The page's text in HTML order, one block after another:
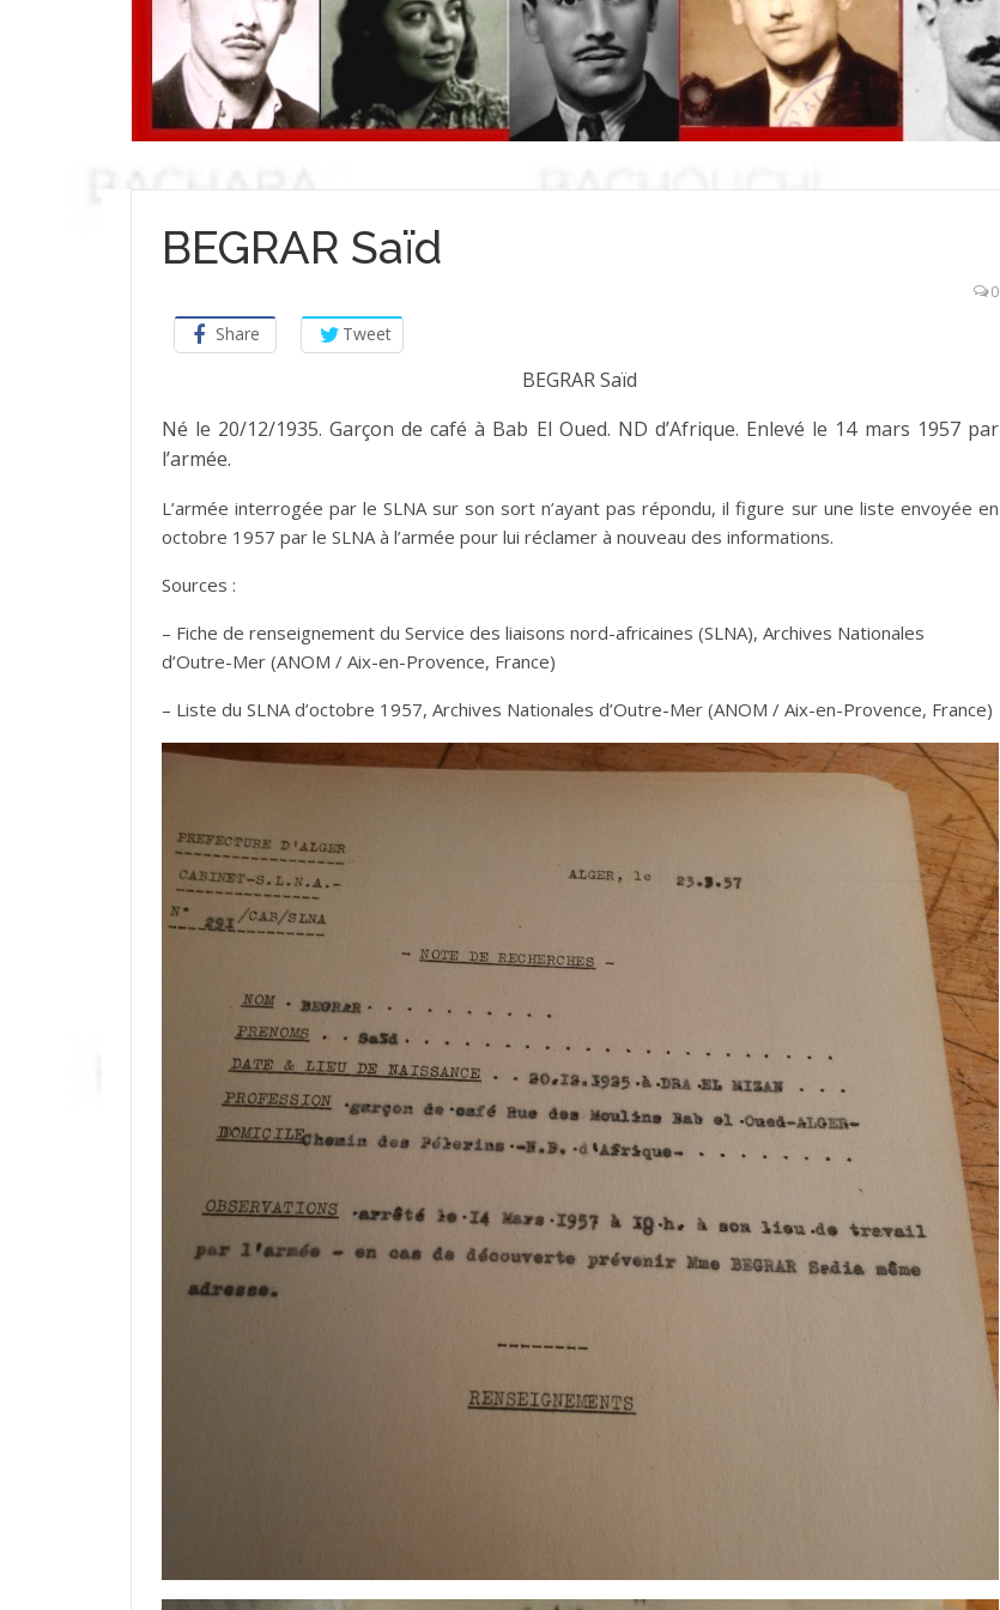
BEGRAR Saïd
0
Share Tweet
BEGRAR Saïd
Né le 20/12/1935. Garçon de café à Bab El Oued. ND d’Afrique. Enlevé le 14 mars 1957 par
l’armée.
L’armée interrogée par le SLNA sur son sort n’ayant pas répondu, il figure sur une liste envoyée en
octobre 1957 par le SLNA à l’armée pour lui réclamer à nouveau des informations.
Sources :
– Fiche de renseignement du Service des liaisons nord-africaines (SLNA), Archives Nationales
d’Outre-Mer (ANOM / Aix-en-Provence, France)
– Liste du SLNA d’octobre 1957, Archives Nationales d’Outre-Mer (ANOM / Aix-en-Provence, France)